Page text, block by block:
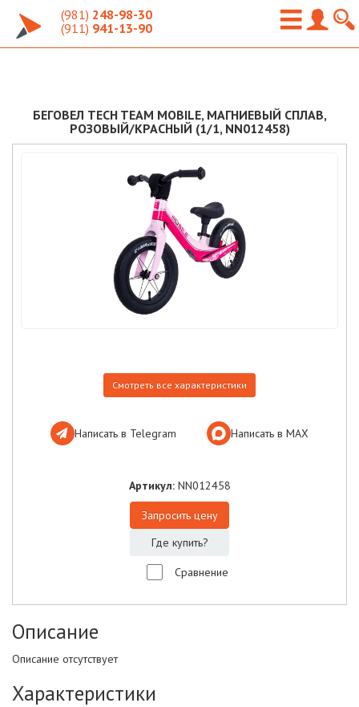
(981) 248-98-30
(911) 941-13-90
БЕГОВЕЛ TECH TEAM MOBILE, МАГНИЕВЫЙ СПЛАВ,
РОЗОВЫЙ/КРАСНЫЙ (1/1, NN012458)
Смотреть все характеристики
Написать в Telegram Написать в МАХ
Артикул: NN012458
Запросить цену
Где купить?
Сравнение
Описание
Описание отсутствует
Характеристики